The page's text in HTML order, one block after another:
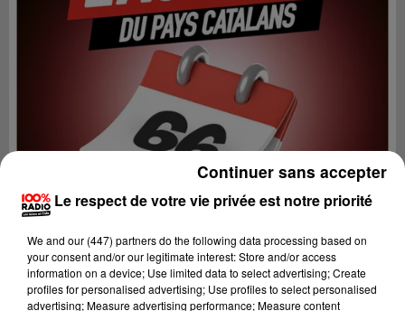
Le respect de votre vie privée est notre priorité
We and our (447) partnersdo the following data processing based on
your consent and/or our legitimate interest: Store and/or access
information on a device; Use limited data to select advertising; Create
profiles for personalised advertising; Use profiles to select personalised
advertising; Measure advertising performance; Measure content
Continuer sans accepter